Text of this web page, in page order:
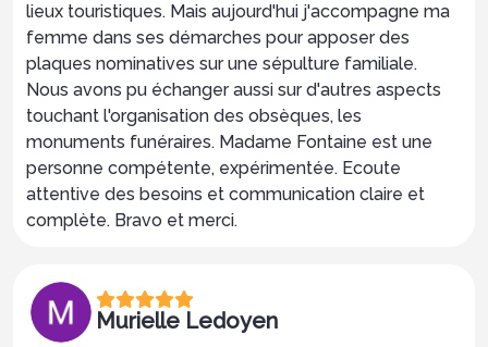
lieux touristiques. Mais aujourd'hui j'accompagne ma
femme dans ses démarches pour apposer des
plaques nominatives sur une sépulture familiale.
Nous avons pu échanger aussi sur d'autres aspects
touchant l'organisation des obsèques, les
monuments funéraires. Madame Fontaine est une
personne compétente, expérimentée. Ecoute
attentive des besoins et communication claire et
complète. Bravo et merci.
Murielle Ledoyen